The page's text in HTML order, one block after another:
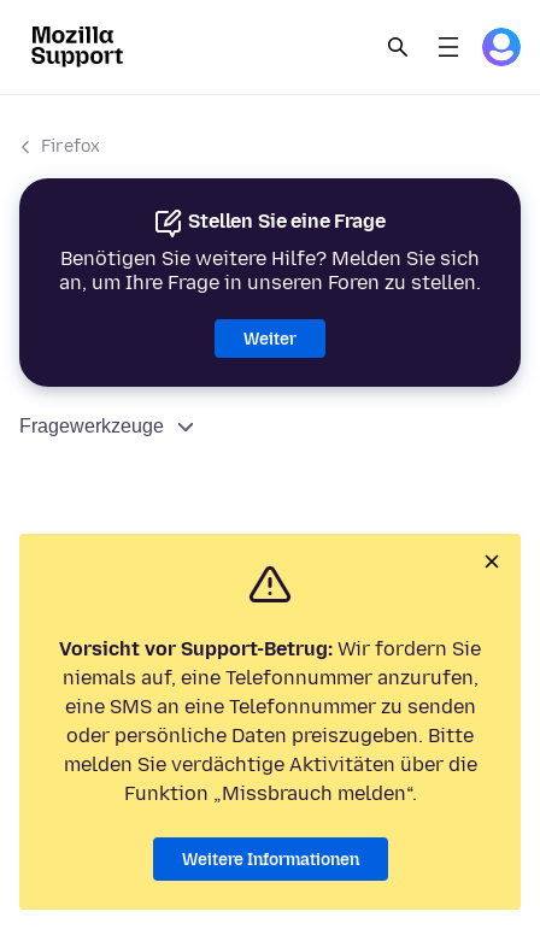
Firefox
Stellen Sie eine Frage
Benötigen Sie weitere Hilfe? Melden Sie sich
an, um Ihre Frage in unseren Foren zu stellen.
Weiter
Fragewerkzeuge
Vorsicht vor Support-Betrug: Wir fordern Sie
niemals auf, eine Telefonnummer anzurufen,
eine SMS an eine Telefonnummer zu senden
oder persönliche Daten preiszugeben. Bitte
melden Sie verdächtige Aktivitäten über die
Funktion „Missbrauch melden“.
Weitere Informationen